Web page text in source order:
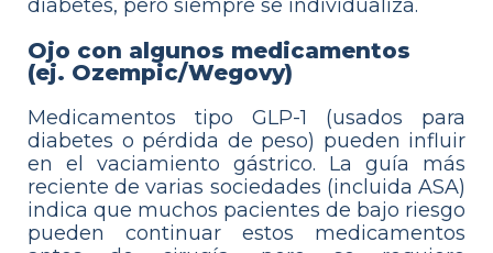
diabetes, pero siempre se individualiza.
Ojo con algunos medicamentos
(ej. Ozempic/Wegovy)
Medicamentos tipo GLP-1 (usados para
diabetes o pérdida de peso) pueden influir
en el vaciamiento gástrico. La guía más
reciente de varias sociedades (incluida ASA)
indica que muchos pacientes de bajo riesgo
pueden continuar estos medicamentos